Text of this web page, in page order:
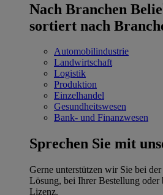
Nach Branchen
sortiert nach
Automobilindustrie
Landwirtschaft
Logistik
Produktion
Einzelhandel
Gesundheitswesen
Bank- und Finanzwesen
Sprechen Sie mit
Gerne unterstützen wir Sie bei
Lösung, bei Ihrer Bestellung
Lizenz.